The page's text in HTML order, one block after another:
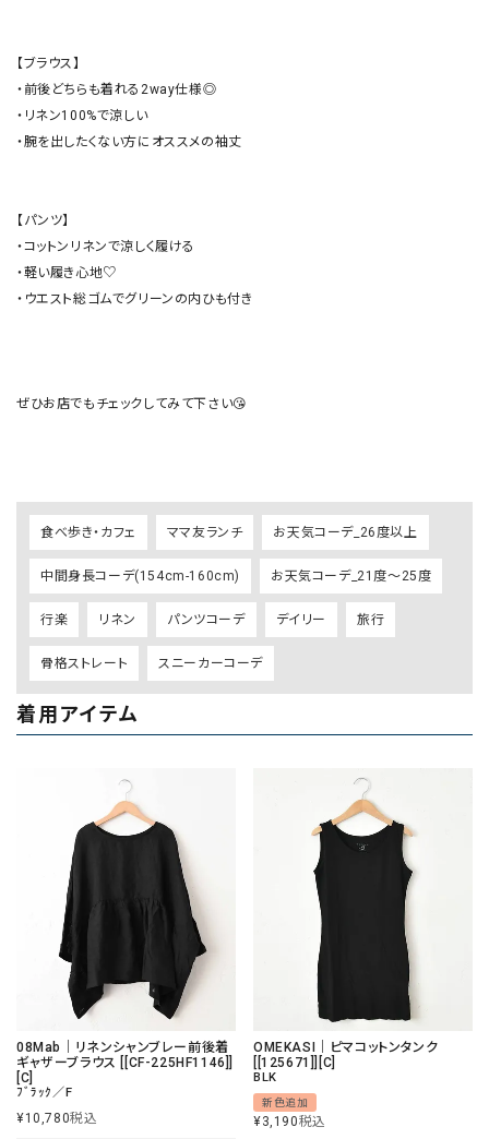
【ブラウス】
・前後どちらも着れる2way仕様◎
・リネン100%で涼しい
・腕を出したくない方にオススメの袖丈
【パンツ】
・コットンリネンで涼しく履ける
・軽い履き心地♡
・ウエスト総ゴムでグリーンの内ひも付き
ぜひお店でもチェックしてみて下さい😘
食べ歩き・カフェ ママ友ランチ お天気コーデ_26度以上
中間身長コーデ(154cm-160cm) お天気コーデ_21度～25度
行楽 リネン パンツコーデ デイリー 旅行
骨格ストレート スニーカーコーデ
着用アイテム
08Mab｜リネンシャンブレー前後着
ギャザーブラウス [[CF-225HF1146]]
[C]
ﾌﾞﾗｯｸ／F
¥10,780税込
OMEKASI｜ピマコットンタンク
[[125671]][C]
BLK
新色追加
¥3,190税込